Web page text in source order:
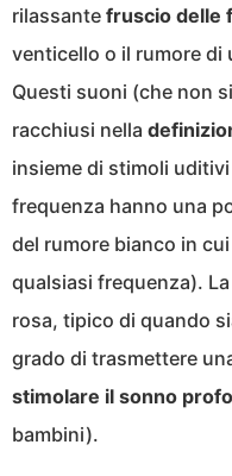
rilassante fruscio delle
venticello o il rumore di
Questi suoni (che non
racchiusi nella
insieme di stimoli
frequenza hanno una
del rumore bianco in
qualsiasi frequenza).
rosa, tipico di quando
grado di trasmettere
stimolare il sonno
bambini).